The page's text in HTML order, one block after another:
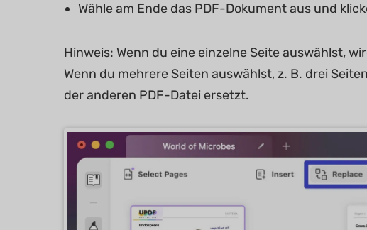
Wähle am Ende das PDF-Dokument aus und
Hinweis: Wenn du eine einzelne Seite auswählst,
Wenn du mehrere Seiten auswählst, z. B. drei
der anderen PDF-Datei ersetzt.